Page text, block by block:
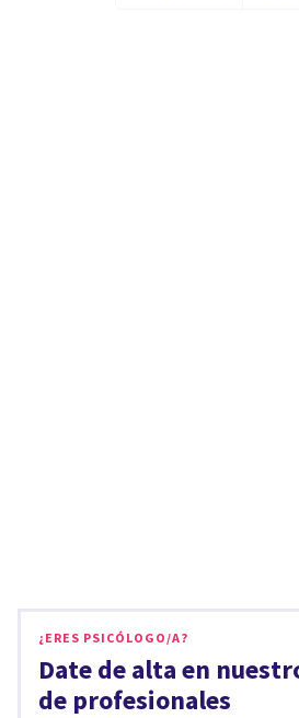
¿ERES PSICÓLOGO/A?
Date de alta en
de profesionales